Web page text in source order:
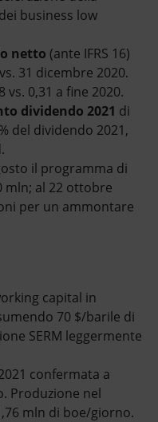
business low
netto (ante IFRS 16)
31 dicembre 2020.
vs. 0,31 a fine 2020.
dividendo 2021 di
del dividendo 2021,
il programma di
mln; al 22 ottobre
per un ammontare
capital in
70 $/barile di
SERM leggermente
confermata a
Produzione nel
mln di boe/giorno.